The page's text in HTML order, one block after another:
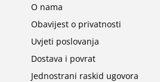
O nama
Obavijest o privatnosti
Uvjeti poslovanja
Dostava i povrat
Jednostrani raskid ugovora